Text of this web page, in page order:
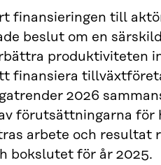
finansieringen till
beslut om en
produktiviteten
finansiera
2026
förutsättningarna för
arbete och resultat
bokslutet för år 2025.